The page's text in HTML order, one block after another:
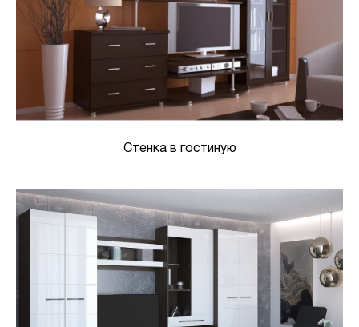
Стенка в гостиную